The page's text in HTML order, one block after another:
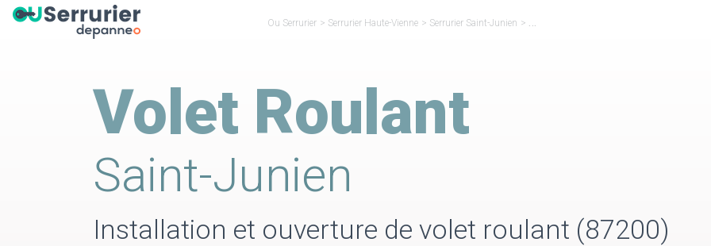
Ou Serrurier > Serrurier Haute-Vienne > Serrurier Saint-Junien >
Volet Roulant
Saint-Junien
Installation et ouverture de volet roulant (87200)